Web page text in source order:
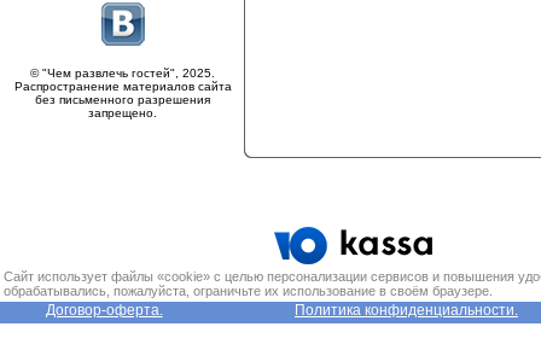
© "Чем развлечь гостей", 2025.
Распространение материалов сайта
без письменного разрешения
запрещено.
Сайт использует файлы «cookie» с целью персонализации сервисов и повышения
обрабатывались, пожалуйста, ограничьте их использование в своём браузере.
Договор-оферта. Политика конфиденциальности.